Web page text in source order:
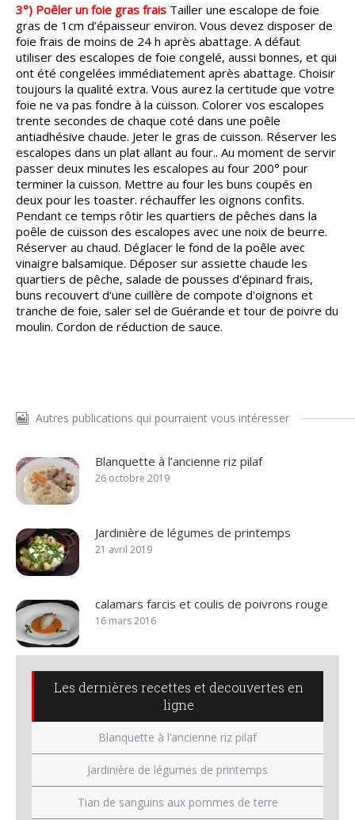
3°) Poêler un foie gras frais Tailler une escalope de foie
gras de 1cm d’épaisseur environ. Vous devez disposer de
foie frais de moins de 24 h après abattage. A défaut
utiliser des escalopes de foie congelé, aussi bonnes, et qui
ont été congelées immédiatement après abattage. Choisir
toujours la qualité extra. Vous aurez la certitude que votre
foie ne va pas fondre à la cuisson. Colorer vos escalopes
trente secondes de chaque coté dans une poêle
antiadhésive chaude. Jeter le gras de cuisson. Réserver les
escalopes dans un plat allant au four.. Au moment de servir
passer deux minutes les escalopes au four 200° pour
terminer la cuisson. Mettre au four les buns coupés en
deux pour les toaster. réchauffer les oignons confits.
Pendant ce temps rôtir les quartiers de pêches dans la
poêle de cuisson des escalopes avec une noix de beurre.
Réserver au chaud. Déglacer le fond de la poêle avec
vinaigre balsamique. Déposer sur assiette chaude les
quartiers de pêche, salade de pousses d'épinard frais,
buns recouvert d'une cuillère de compote d'oignons et
tranche de foie, saler sel de Guérande et tour de poivre du
moulin. Cordon de réduction de sauce.
Autres publications qui pourraient vous intéresser
Blanquette à l’ancienne riz pilaf
26 octobre 2019
Jardinière de légumes de printemps
21 avril 2019
calamars farcis et coulis de poivrons rouge
16 mars 2016
Les dernières recettes et decouvertes en
ligne
Blanquette à l’ancienne riz pilaf
Jardinière de légumes de printemps
Tian de sanguins aux pommes de terre